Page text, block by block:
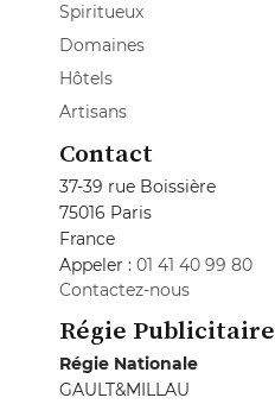
Spiritueux
Domaines
Hôtels
Artisans
Contact
37-39 rue Boissière
75016 Paris
France
Appeler : 01 41 40 99 80
Contactez-nous
Régie Publicitaire
Régie Nationale
GAULT&MILLAU